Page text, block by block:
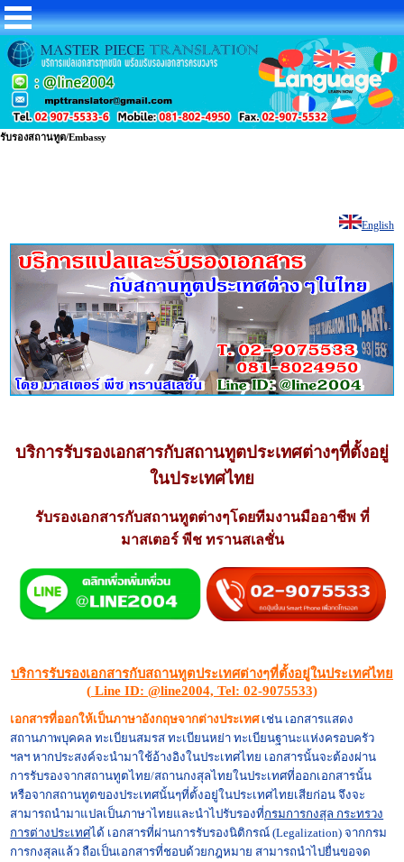
รับรองสถานทูต/Embassy
English
บริการรับรองเอกสารกับสถานทูตประเทศต่างๆที่ตั้งอยู่
ในประเทศไทย
รับรองเอกสารกับสถานทูตต่างๆโดยทีมงานมืออาชีพ ที่
มาสเตอร์ พีช ทรานสเลชั่น
บริการรับรองเอกสารกับสถานทูตประเทศต่างๆที่ตั้งอยู่ในประเทศไทย
( Line ID: @line2004, Tel: 02-9075533)
เอกสารที่ออกให้เป็นภาษาอังกฤษจากต่างประเทศเช่น เอกสารแสดง
สถานภาพบุคคลทะเบียนสมรส ทะเบียนหย่า ทะเบียนฐานะแห่งครอบครัว
ฯลฯ หากประสงค์จะนำมาใช้อ้างอิงในประเทศไทย เอกสารนั้นจะต้องผ่าน
การรับรองจากสถานทูตไทย/สถานกงสุลไทยในประเทศที่ออกเอกสารนั้น
หรือจากสถานทูตของประเทศนั้นๆที่ตั้งอยู่ในประเทศไทยเสียก่อน จึงจะ
สามารถนำมาแปลเป็นภาษาไทยและนำไปรับรองที่กรมการกงสุล กระทรวง
การต่างประเทศได้ เอกสารที่ผ่านการรับรองนิติกรณ์ (Legalization) จากกรม
การกงสุลแล้ว ถือเป็นเอกสารที่ชอบด้วยกฎหมาย สามารถนำไปยื่นขอจด